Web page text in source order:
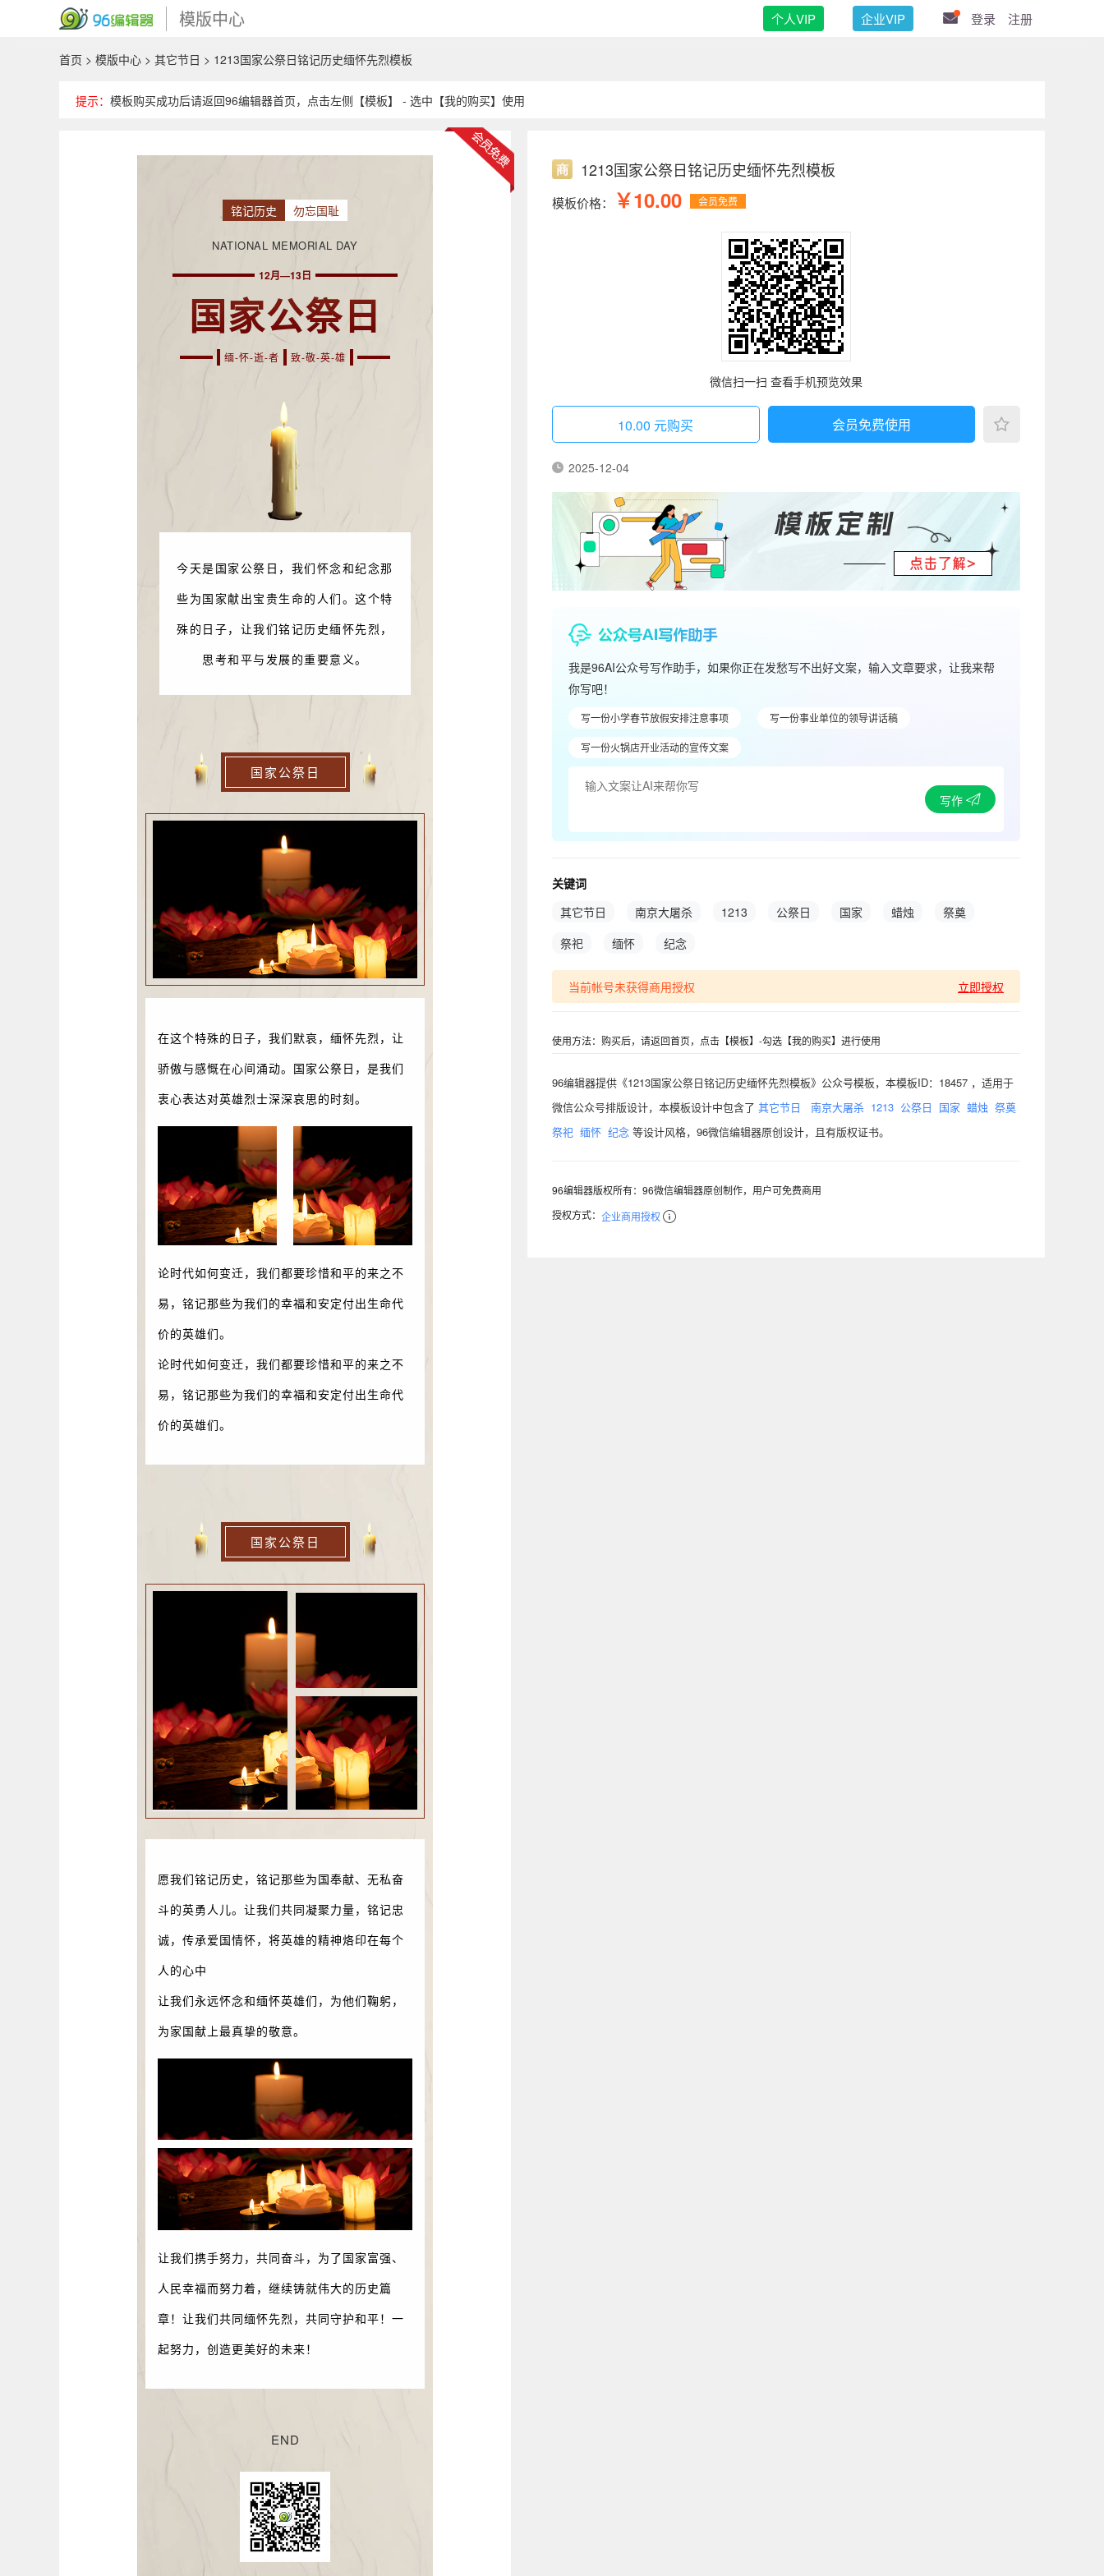
模版中心 个人VIP 企业VIP 登录 注册
首页 > 模版中心 > 其它节日 > 1213国家公祭日铭记历史缅怀先烈模板
提示： 模板购买成功后请返回96编辑器首页，点击左侧【模板】 - 选中【我的购买】使用
铭记历史 勿忘国耻
NATIONAL MEMORIAL DAY
12月—13日
国家公祭日
缅-怀-逝-者 致-敬-英-雄
今天是国家公祭日，我们怀念和纪念那
些为国家献出宝贵生命的人们。这个特
殊的日子，让我们铭记历史缅怀先烈，
思考和平与发展的重要意义。
国家公祭日
在这个特殊的日子，我们默哀，缅怀先烈，让
骄傲与感慨在心间涌动。国家公祭日，是我们
衷心表达对英雄烈士深深哀思的时刻。
论时代如何变迁，我们都要珍惜和平的来之不
易，铭记那些为我们的幸福和安定付出生命代
价的英雄们。
论时代如何变迁，我们都要珍惜和平的来之不
易，铭记那些为我们的幸福和安定付出生命代
价的英雄们。
国家公祭日
愿我们铭记历史，铭记那些为国奉献、无私奋
斗的英勇人儿。让我们共同凝聚力量，铭记忠
诚，传承爱国情怀，将英雄的精神烙印在每个
人的心中
让我们永远怀念和缅怀英雄们，为他们鞠躬，
为家国献上最真挚的敬意。
让我们携手努力，共同奋斗，为了国家富强、
人民幸福而努力着，继续铸就伟大的历史篇
章！让我们共同缅怀先烈，共同守护和平！一
起努力，创造更美好的未来！
END
1213国家公祭日铭记历史缅怀先烈模板
模板价格： ￥10.00 会员免费
微信扫一扫 查看手机预览效果
10.00 元购买 会员免费使用
2025-12-04
我是96AI公众号写作助手，如果你正在发愁写不出好文案，输入文章要求，让我来帮
你写吧！
写一份小学春节放假安排注意事项 写一份事业单位的领导讲话稿
写一份火锅店开业活动的宣传文案
写作
关键词
其它节日
南京大屠杀 1213 公祭日 国家 蜡烛
祭奠
祭祀
缅怀 纪念
当前帐号未获得商用授权 立即授权
使用方法：购买后，请返回首页，点击【模板】-勾选【我的购买】进行使用
96编辑器提供《1213国家公祭日铭记历史缅怀先烈模板》公众号模板，本模板ID：18457 ，适用于
微信公众号排版设计，本模板设计中包含了 其它节日 南京大屠杀 1213 公祭日 国家 蜡烛 祭奠
祭祀 缅怀 纪念 等设计风格，96微信编辑器原创设计，且有版权证书。
96编辑器版权所有：96微信编辑器原创制作，用户可免费商用
授权方式： 企业商用授权